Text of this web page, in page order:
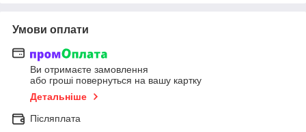
Умови оплати
Ви отримаєте замовлення
або гроші повернуться на вашу картку
Детальніше
Післяплата